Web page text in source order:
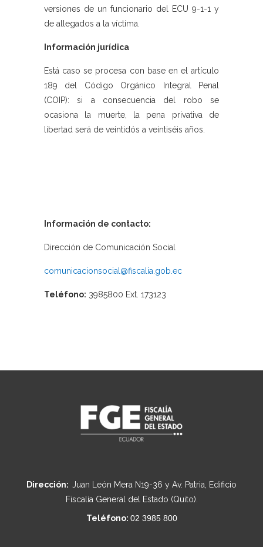
versiones de un funcionario del ECU 9-1-1 y
de allegados a la víctima.
Información jurídica
Está caso se procesa con base en el artículo
189 del Código Orgánico Integral Penal
(COIP): si a consecuencia del robo se
ocasiona la muerte, la pena privativa de
libertad será de veintidós a veintiséis años.
Información de contacto:
Dirección de Comunicación Social
comunicacionsocial@fiscalia.gob.ec
Teléfono: 3985800 Ext. 173123
Dirección: Juan León Mera N19-36 y Av. Patria, Edificio
Fiscalía General del Estado (Quito).
Teléfono: 02 3985 800